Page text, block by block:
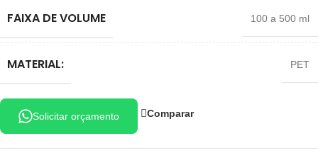
FAIXA DE VOLUME 100 a 500 ml
MATERIAL: PET
Solicitar orçamento Comparar